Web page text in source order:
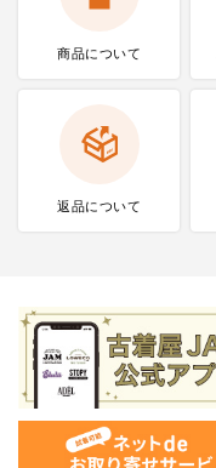
商品について
返品について